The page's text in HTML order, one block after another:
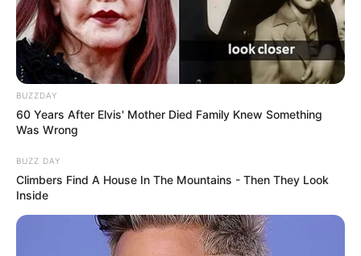
BUZZDAY
60 Years After Elvis' Mother Died Family Knew Something
Was Wrong
BUZZ DAY
Climbers Find A House In The Mountains - Then They Look
Inside